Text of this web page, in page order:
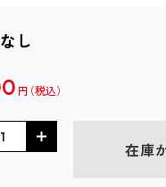
し
円
在庫